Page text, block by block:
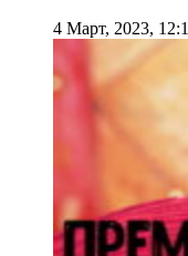
4 Март, 2023,